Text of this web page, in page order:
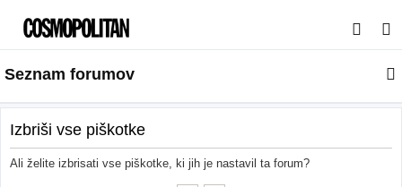
s
a
j
Seznam forumov
Izbriši vse piškotke
Ali želite izbrisati vse piškotke, ki jih je nastavil ta forum?